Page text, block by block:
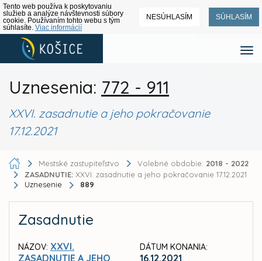
Tento web používa k poskytovaniu
služieb a analýze návštevnosti súbory
cookie. Používaním tohto webu s tým
súhlasíte. Viac informácií
NESÚHLASÍM SÚHLASÍM
Uznesenia: 772 - 911
XXVI. zasadnutie a jeho pokračovanie
17.12.2021
Mestské zastupiteľstvo Volebné obdobie: 2018 - 2022
ZASADNUTIE: XXVI. zasadnutie a jeho pokračovanie 17.12.2021
Uznesenie
889
Zasadnutie
NÁZOV: XXVI.
ZASADNUTIE A JEHO
DÁTUM KONANIA:
16.12.2021